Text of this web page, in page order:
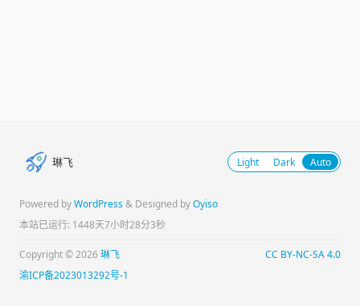
琳飞 Light Dark Auto
Powered byWordPress& Designed byOyiso
本站已运行: 1448天7小时28分3秒
Copyright © 2026 琳飞
CC BY-NC-SA 4.0
渝ICP备2023013292号-1